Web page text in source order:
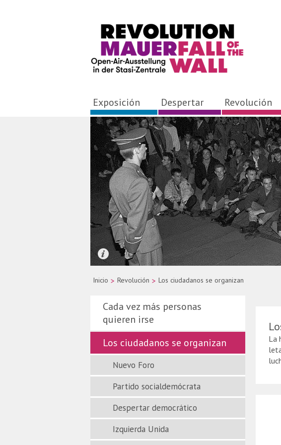
Exposición Despertar Revolución
Inicio > Revolución > Los ciudadanos se organizan
Cada vez más personas
quieren irse
Los ciudadanos se organizan
Nuevo Foro
Partido socialdemócrata
Despertar democrático
Izquierda Unida
La